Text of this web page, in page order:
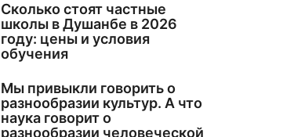
Сколько стоят частные
школы в Душанбе в 2026
году: цены и условия
обучения
Мы привыкли говорить о
разнообразии культур. А что
наука говорит о
разнообразии человеческой